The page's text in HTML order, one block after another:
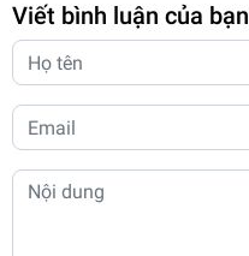
Viết bình luận của bạn